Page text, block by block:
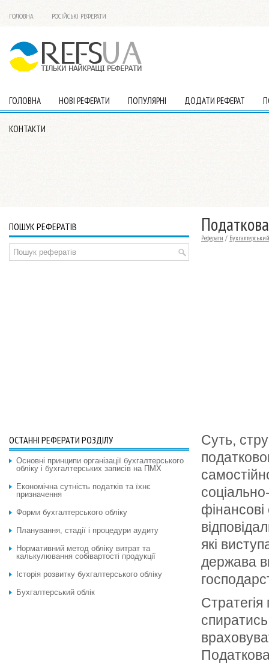
ГОЛОВНА РОСІЙСЬКІ РЕФЕРАТИ
ГОЛОВНА НОВІ РЕФЕРАТИ ПОПУЛЯРНІ ДОДАТИ РЕФЕРАТ
КОНТАКТИ
Реферати /
Суть,
фінансові
які
держава
ПОШУК РЕФЕРАТІВ
ОСТАННІ РЕФЕРАТИ РОЗДІЛУ
Основні принципи організації бухгалтерського
обліку і бухгалтерських записів на ПМХ
Економічна сутність податків та їхнє
призначення
Форми бухгалтерського обліку
Планування, стадії і процедури аудиту
Нормативний метод обліку витрат та
калькулювання собівартості продукції
Історія розвитку бухгалтерського обліку
Бухгалтерський облік